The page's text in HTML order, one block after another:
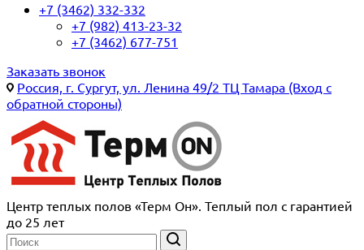
+7 (3462) 332-332
+7 (982) 413-23-32
+7 (3462) 677-751
Заказать звонок
Россия, г. Сургут, ул. Ленина 49/2 ТЦ Тамара (Вход с
обратной стороны)
Центр теплых полов «Терм Он». Теплый пол с гарантией
до 25 лет